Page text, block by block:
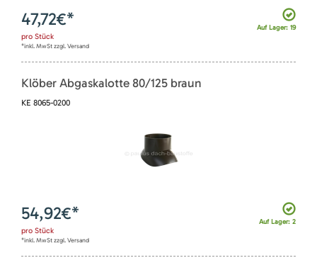
Auf Lager: 19
47,72€*
pro Stück
*inkl. MwSt zzgl. Versand
Klöber Abgaskalotte 80/125 braun
KE 8065-0200
Auf Lager: 2
54,92€*
pro Stück
*inkl. MwSt zzgl. Versand